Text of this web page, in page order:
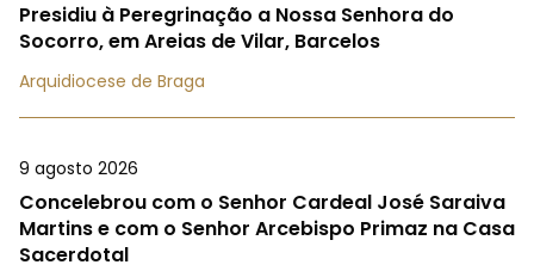
Presidiu à Peregrinação a Nossa Senhora do
Socorro, em Areias de Vilar, Barcelos
Arquidiocese de Braga
9 agosto 2026
Concelebrou com o Senhor Cardeal José Saraiva
Martins e com o Senhor Arcebispo Primaz na Casa
Sacerdotal